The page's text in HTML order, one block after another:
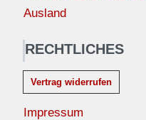
Ausland
RECHTLICHES
Vertrag widerrufen
Impressum